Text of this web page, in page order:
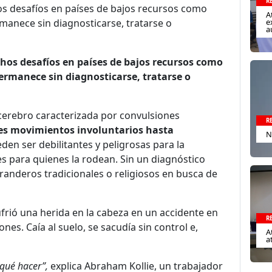
desafíos en países de bajos recursos como
sin diagnosticarse, tratarse o
desafíos en países de bajos recursos como
sin diagnosticarse, tratarse o
caracterizada por convulsiones
movimientos involuntarios hasta
ser debilitantes y peligrosas para la
para quienes la rodean. Sin un diagnóstico
tradicionales o religiosos en busca de
una herida en la cabeza en un accidente en
Caía al suelo, se sacudía sin control e,
hacer”, explica Abraham Kollie, un trabajador